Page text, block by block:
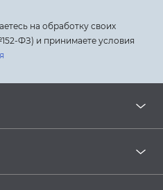
на обработку своих
ФЗ) и принимаете условия